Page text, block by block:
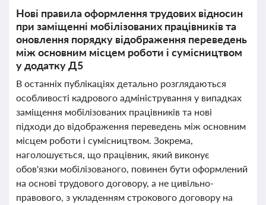
Нові правила оформлення трудових відносин
при заміщенні мобілізованих працівників та
оновлення порядку відображення переведень
між основним місцем роботи і сумісництвом
у додатку Д5
В останніх публікаціях детально розглядаються
особливості кадрового адміністрування у випадках
заміщення мобілізованих працівників та нові
підходи до відображення переведень між основним
місцем роботи і сумісництвом. Зокрема,
наголошується, що працівник, який виконує
обов'язки мобілізованого, повинен бути оформлений
на основі трудового договору, а не цивільно-
правового, з укладенням строкового договору на